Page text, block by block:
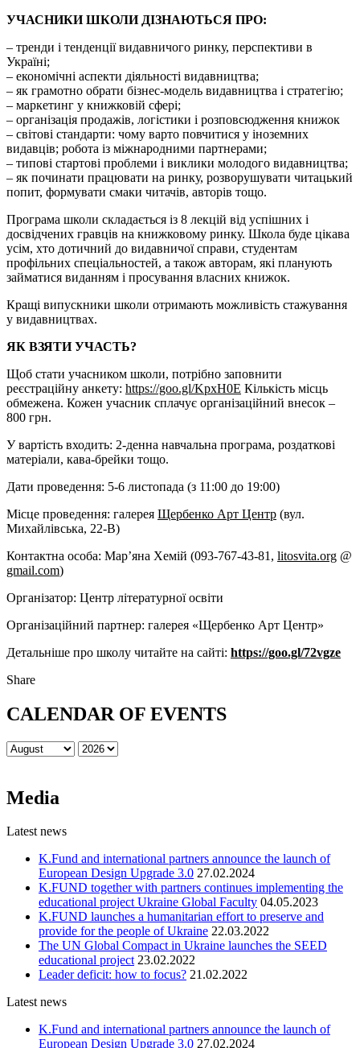
УЧАСНИКИ ШКОЛИ ДІЗНАЮТЬСЯ ПРО:
– тренди і тенденції видавничого ринку, перспективи в
Україні;
– економічні аспекти діяльності видавництва;
– як грамотно обрати бізнес-модель видавництва і стратегію;
– маркетинг у книжковій сфері;
– організація продажів, логістики і розповсюдження книжок
– світові стандарти: чому варто повчитися у іноземних
видавців; робота із міжнародними партнерами;
– типові стартові проблеми і виклики молодого видавництва;
– як починати працювати на ринку, розворушувати читацький
попит, формувати смаки читачів, авторів тощо.
Програма школи складається із 8 лекцій від успішних і
досвідчених гравців на книжковому ринку. Школа буде цікава
усім, хто дотичний до видавничої справи, студентам
профільних спеціальностей, а також авторам, які планують
займатися виданням і просування власних книжок.
Кращі випускники школи отримають можливість стажування
у видавництвах.
ЯК ВЗЯТИ УЧАСТЬ?
Щоб стати учасником школи, потрібно заповнити
реєстраційну анкету: https://goo.gl/KpxH0E Кількість місць
обмежена. Кожен учасник сплачує організаційний внесок –
800 грн.
У вартість входить: 2-денна навчальна програма, роздаткові
матеріали, кава-брейки тощо.
Дати проведення: 5-6 листопада (з 11:00 до 19:00)
Місце проведення: галерея Щербенко Арт Центр (вул.
Михайлівська, 22-В)
Контактна особа: Мар’яна Хемій (093-767-43-81, litosvita.org @
gmail.com)
Організатор: Центр літературної освіти
Організаційний партнер: галерея «Щербенко Арт Центр»
Детальніше про школу читайте на сайті: https://goo.gl/72vgze
Share
СALENDAR OF EVENTS
Media
Latest news
K.Fund and international partners announce the launch of
European Design Upgrade 3.0 27.02.2024
K.FUND together with partners continues implementing the
educational project Ukraine Global Faculty 04.05.2023
K.FUND launches a humanitarian effort to preserve and
provide for the people of Ukraine 22.03.2022
The UN Global Compact in Ukraine launches the SEED
educational project 23.02.2022
Leader deficit: how to focus? 21.02.2022
Latest news
K.Fund and international partners announce the launch of
European Design Upgrade 3.0 27.02.2024